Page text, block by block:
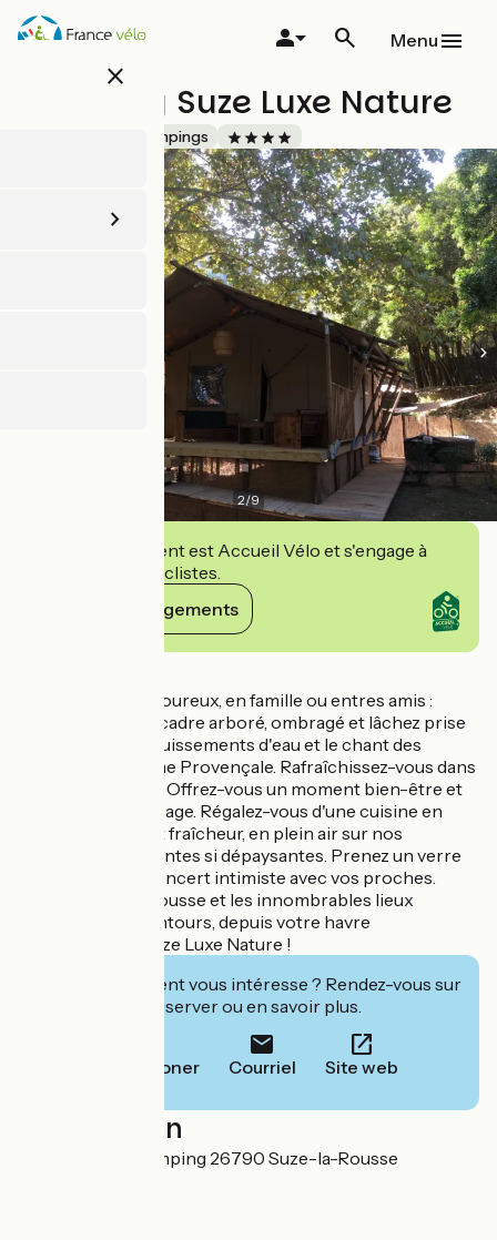
Aller
au
close
Menu
Camping Suze Luxe Nature
Campings
2/9
Cet établissement est Accueil Vélo et s'engage à
accueillir des cyclistes.
Voir ses engagements
Que se soit en amoureux, en famille ou entres amis :
Glampez dans un cadre arboré, ombragé et lâchez prise
en écoutant es bruissements d'eau et le chant des
cigales de la Drôme Provençale. Rafraîchissez-vous dans
notre piscine zen. Offrez-vous un moment bien-être et
profitez d'un massage. Régalez-vous d'une cuisine en
toute simplicité et fraîcheur, en plein air sur nos
terrasses verdoyantes si dépaysantes. Prenez un verre
en écoutant un concert intimiste avec vos proches.
Visitez Suze-la-Rousse et les innombrables lieux
d'intérêts aux alentours, depuis votre havre
déconnectant, Suze Luxe Nature !
Cet établissement vous intéresse ? Rendez-vous sur
leur site pour réserver ou en savoir plus.
Téléphoner Courriel Site web
Localisation
110 chemin du camping 26790 Suze-la-Rousse